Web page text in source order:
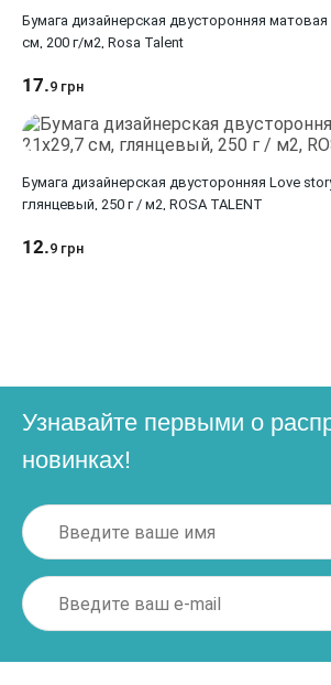
Бумага дизайнерская двусторонняя матовая
см, 200 г/м2, Rosa Talent
17.9 грн
Бумага дизайнерская двусторонняя Love
глянцевый, 250 г / м2, ROSA TALENT
12.9 грн
Узнавайте первыми о
новинках!